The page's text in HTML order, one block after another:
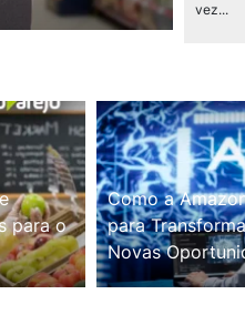
vez...
para o
Como a
para
Novas